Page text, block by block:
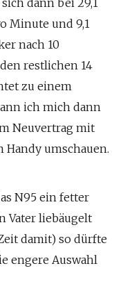
dann bei 29,1
Minute und 9,1
nach 10
restlichen 14
zu einem
ich mich dann
Neuvertrag mit
umschauen.
N95 ein fetter
Vater liebäugelt
damit) so dürfte
engere Auswahl